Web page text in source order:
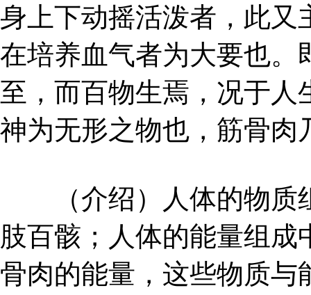
身上下动摇活泼者，此又
在培养血气者为大要也。
至，而百物生焉，况于人
神为无形之物也，筋骨肉
（介绍）人体的物质
肢百骸；人体的能量组
骨肉的能量，这些物质与